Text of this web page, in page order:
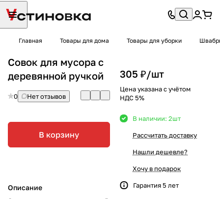
Главная Товары для дома Товары для уборки
Совок для мусора с
деревянной ручкой
0 Нет отзывов
В корзину
Описание
305 ₽/шт
Цена указана с учётом
НДС 5%
В наличии: 2шт
Рассчитать доставку
Нашли дешевле?
Хочу в подарок
Гарантия 5 лет